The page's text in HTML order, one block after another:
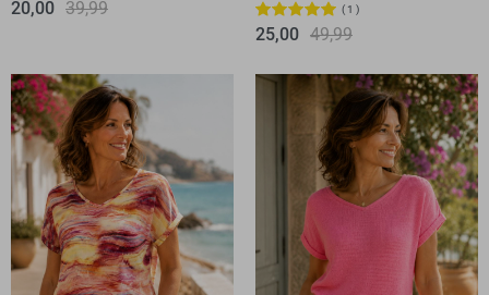
20,00 39,99 1
25,00 49,99